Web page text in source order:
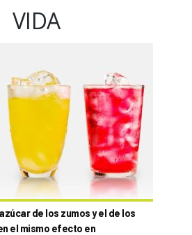
VIDA
de los zumos y el de los
el mismo efecto en